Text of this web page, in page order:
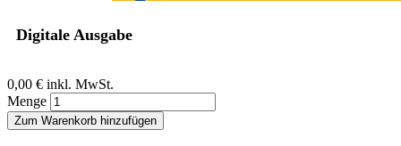
Digitale Ausgabe
0,00 € inkl. MwSt.
Menge
Zum Warenkorb hinzufügen